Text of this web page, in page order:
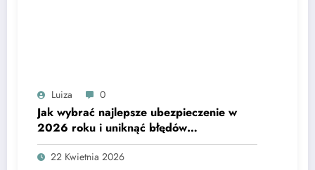
Luiza 0
Jak wybrać najlepsze ubezpieczenie w
2026 roku i uniknąć błędów
decyzyjnych?
22 Kwietnia 2026